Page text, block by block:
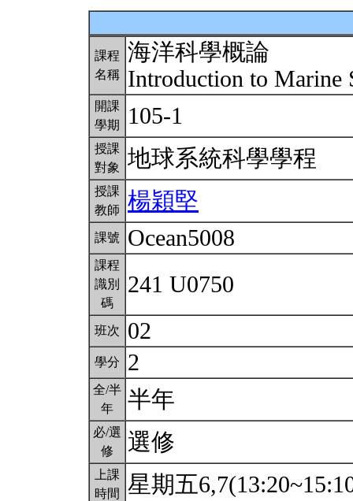
課程
名稱
海洋科學概論
Introduction to Marine
開課
學期
105-1
授課
對象
地球系統科學學程
授課
教師
楊穎堅
課號 Ocean5008
課程
識別
碼
241 U0750
班次 02
學分 2
全/半
年
半年
必/選
修
選修
上課
時間
星期五